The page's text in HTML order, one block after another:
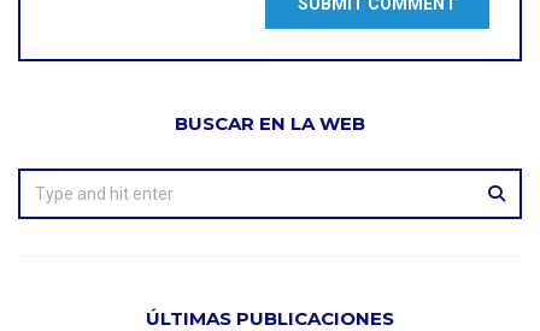
BUSCAR EN LA WEB
ÚLTIMAS PUBLICACIONES